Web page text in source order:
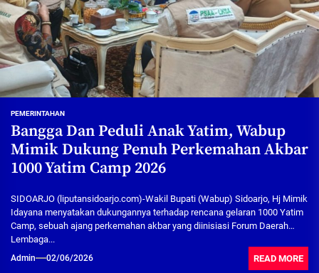
PEMERINTAHAN
Bangga Dan Peduli Anak Yatim, Wabup
Mimik Dukung Penuh Perkemahan Akbar
1000 Yatim Camp 2026
SIDOARJO (liputansidoarjo.com)-Wakil Bupati (Wabup) Sidoarjo, Hj Mimik
Idayana menyatakan dukungannya terhadap rencana gelaran 1000 Yatim
Camp, sebuah ajang perkemahan akbar yang diinisiasi Forum Daerah
Lembaga...
Admin 02/06/2026 READ MORE